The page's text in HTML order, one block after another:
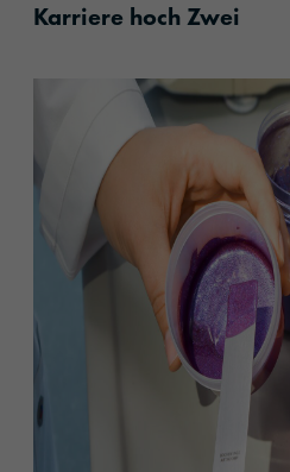
Karriere hoch Zwei
content.read_more